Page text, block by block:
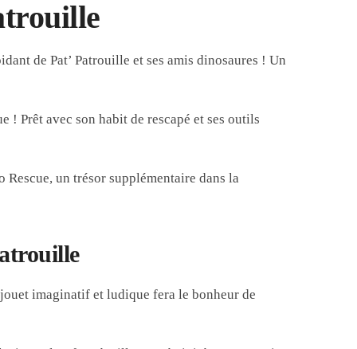
de Pat’ Patrouille et ses amis dinosaures ! Un
! Prêt avec son habit de rescapé et ses outils
un trésor supplémentaire dans la
imaginatif et ludique fera le bonheur de